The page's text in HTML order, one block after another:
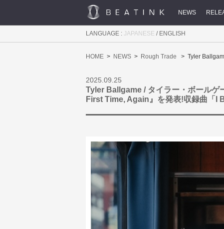
NEWS
LANGUAGE : JAPANESE / ENGLISH
HOME NEWS Rough Trade Tyler
2025.09.25
Tyler Ballgame / タイラー・ボールゲ
First Time, Again』を発表!収録曲「I